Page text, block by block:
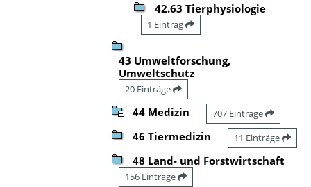
42.63 Tierphysiologie
1 Eintrag
43 Umweltforschung,
Umweltschutz
20 Einträge
44 Medizin 707 Einträge
46 Tiermedizin 11 Einträge
48 Land- und Forstwirtschaft
156 Einträge